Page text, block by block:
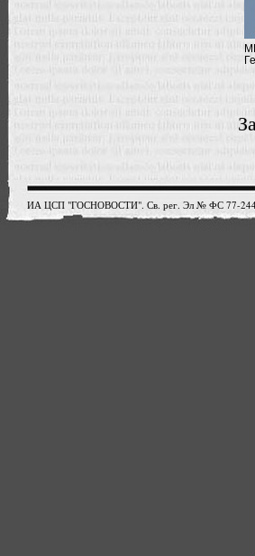
ИА ЦСП "ГОСНОВОСТИ". Св. рег. Эл № ФС 77-